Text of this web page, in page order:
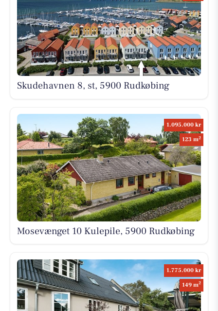
Skudehavnen 8, st, 5900 Rudkøbing
1.095.000 kr
123 m2
Mosevænget 10 Kulepile, 5900 Rudkøbing
1.775.000 kr
149 m2